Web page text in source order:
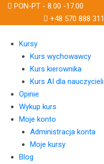
Skip PON-PT - 8.00 -17.00
+48 570 888 311
Kursy
Kurs wychowawcy
Kurs kierownika
Kurs AI dla nauczycieli
Opinie
Wykup kurs
Moje konto
Administracja konta
Moje kursy
Blog